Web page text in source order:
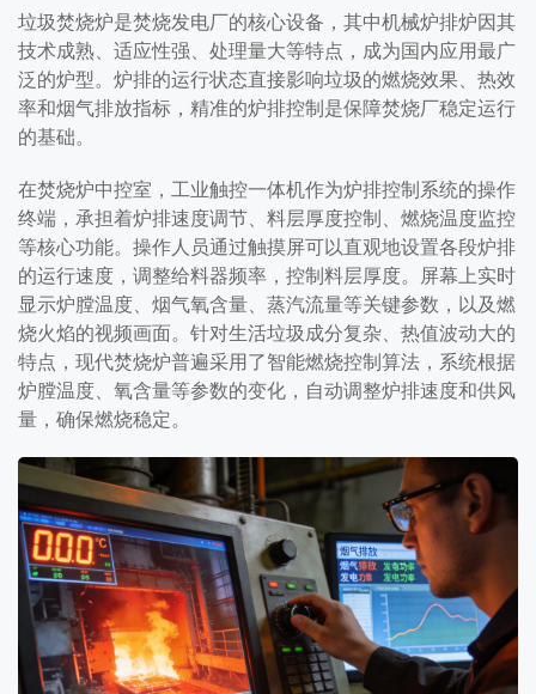
垃圾焚烧炉是焚烧发电厂的核心设备，其中机械炉排炉因其
技术成熟、适应性强、处理量大等特点，成为国内应用最广
泛的炉型。炉排的运行状态直接影响垃圾的燃烧效果、热效
率和烟气排放指标，精准的炉排控制是保障焚烧厂稳定运行
的基础。
在焚烧炉中控室，工业触控一体机作为炉排控制系统的操作
终端，承担着炉排速度调节、料层厚度控制、燃烧温度监控
等核心功能。操作人员通过触摸屏可以直观地设置各段炉排
的运行速度，调整给料器频率，控制料层厚度。屏幕上实时
显示炉膛温度、烟气氧含量、蒸汽流量等关键参数，以及燃
烧火焰的视频画面。针对生活垃圾成分复杂、热值波动大的
特点，现代焚烧炉普遍采用了智能燃烧控制算法，系统根据
炉膛温度、氧含量等参数的变化，自动调整炉排速度和供风
量，确保燃烧稳定。